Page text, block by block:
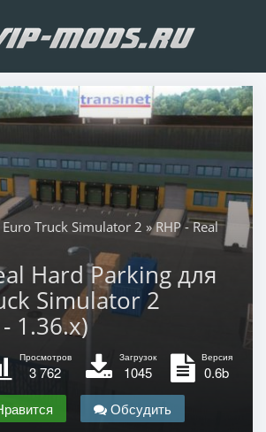
Euro Truck Simulator 2 » RHP - Real
Hard Parking для
Simulator 2
1.36.x)
Просмотров
3 762
Загрузок
1045
Версия
0.6b
Обсудить